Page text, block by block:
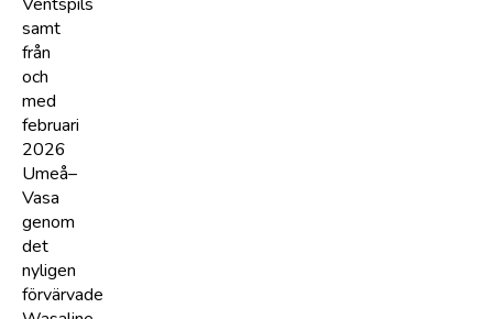
samt
från
och
med
februari
2026
Umeå–
Vasa
genom
det
nyligen
förvärvade